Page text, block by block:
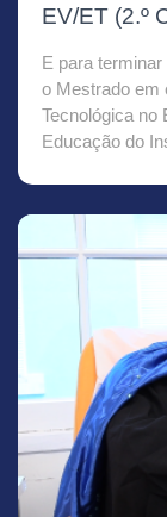
EV/ET (2.º
E para
o Mestrado em
Tecnológica no
Educação do